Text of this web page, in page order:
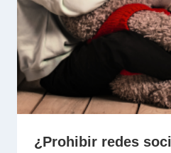
¿Prohibir redes